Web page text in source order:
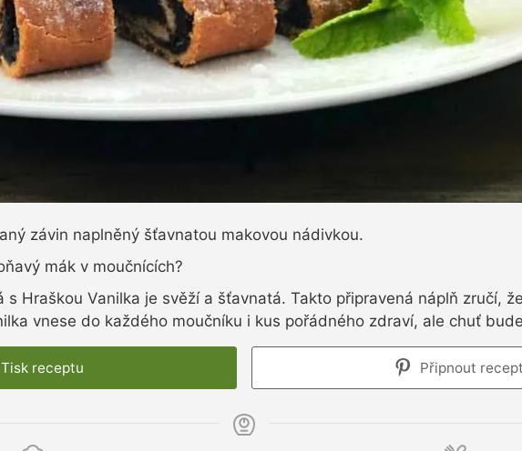
závin naplněný šťavnatou makovou nádivkou.
mák v moučnících?
s Hraškou Vanilka je svěží a šťavnatá. Takto připravená náplň zručí,
vnese do každého moučníku i kus pořádného zdraví, ale chuť
Tisk receptu Připnout recept